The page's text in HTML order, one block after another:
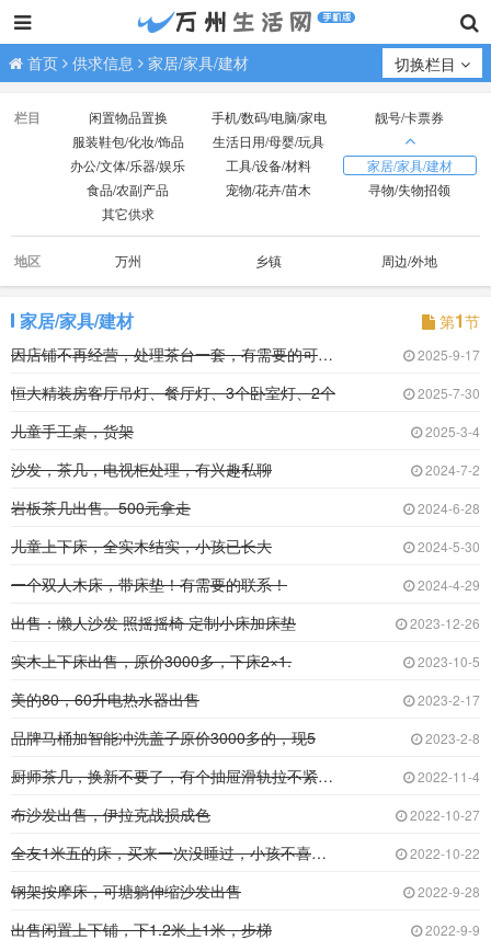
首页 供求信息 家居/家具/建材 切换栏目
栏目 闲置物品置换 手机/数码/电脑/家电
靓号/卡票券
服装鞋包/化妆/饰品
生活日用/母婴/玩具
办公/文体/乐器/娱乐
工具/设备/材料
家居/家具/建材
食品/农副产品
宠物/花卉/苗木
寻物/失物招领
其它供求
地区 万州 乡镇 周边/外地
家居/家具/建材 第1节
因店铺不再经营，处理茶台一套，有需要的可以联
2025-9-17
恒大精装房客厅吊灯、餐厅灯、3个卧室灯、2个 2025-7-30
儿童手工桌，货架 2025-3-4
沙发，茶几，电视柜处理，有兴趣私聊 2024-7-2
岩板茶几出售。500元拿走 2024-6-28
儿童上下床，全实木结实，小孩已长大 2024-5-30
一个双人木床，带床垫！有需要的联系！ 2024-4-29
出售：懒人沙发 照摇摇椅 定制小床加床垫 2023-12-26
实木上下床出售，原价3000多，下床2×1. 2023-10-5
美的80，60升电热水器出售 2023-2-17
品牌马桶加智能冲洗盖子原价3000多的，现5 2023-2-8
厨师茶几，换新不要了，有个抽屉滑轨拉不紧。给 2022-11-4
布沙发出售，伊拉克战损成色 2022-10-27
全友1米五的床，买来一次没睡过，小孩不喜欢， 2022-10-22
钢架按摩床，可塘躺伸缩沙发出售 2022-9-28
出售闲置上下铺，下1.2米上1米，步梯 2022-9-9